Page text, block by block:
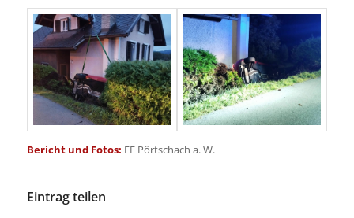
Bericht und Fotos: FF Pörtschach a. W.
Eintrag teilen